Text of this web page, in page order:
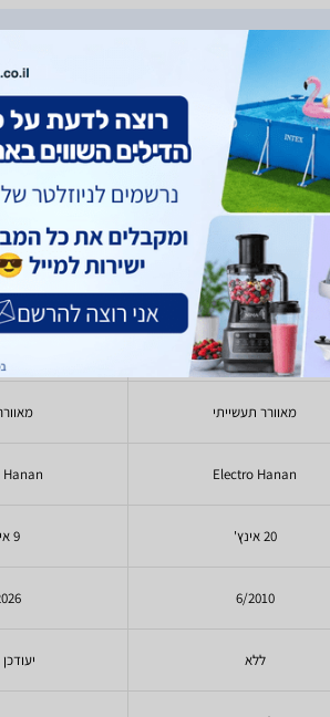
Electro Hanan EL045
299
₪
- 158
₪
מאוורר תעשייתי
Electro Hanan
20 אינץ'
6/2010
ללא
EL1010
9 אינץ'